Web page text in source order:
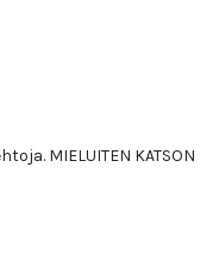
MIELUITEN KATSON